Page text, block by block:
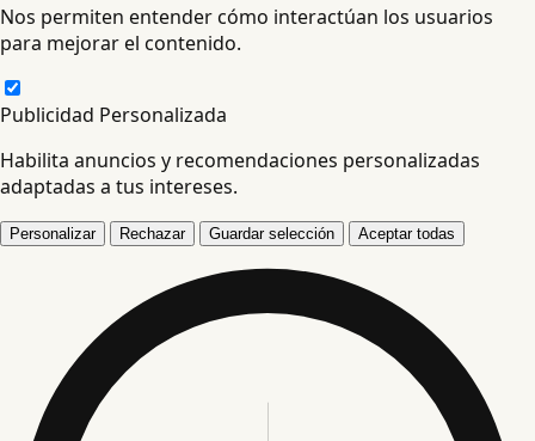
Nos permiten entender cómo interactúan los usuarios
para mejorar el contenido.
Publicidad Personalizada
Habilita anuncios y recomendaciones personalizadas
adaptadas a tus intereses.
Personalizar Rechazar Guardar selección Aceptar todas